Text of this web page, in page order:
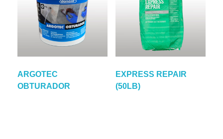
ARGOTEC
OBTURADOR
EXPRESS REPAIR
(50LB)